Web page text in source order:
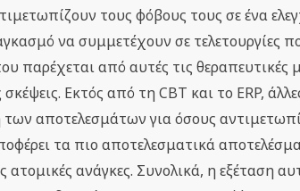
τους φόβους τους σε ένα
να συμμετέχουν σε τελετουργίες
παρέχεται από αυτές τις θεραπευτικές
Εκτός από τη CBT και το ERP,
αποτελεσμάτων για όσους
τα πιο αποτελεσματικά
ανάγκες. Συνολικά, η εξέταση